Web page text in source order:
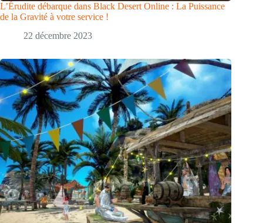
L’Érudite débarque dans Black Desert Online : La Puissance
de la Gravité à votre service !
22 décembre 2023